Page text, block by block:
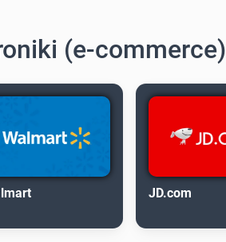
(e-commerce)
JD.com